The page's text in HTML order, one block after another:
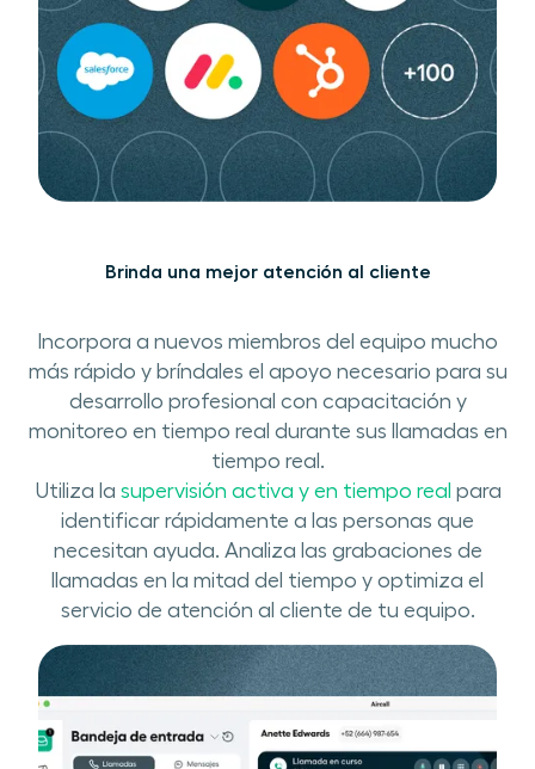
Brinda una mejor ​atención al cliente
Incorpora a nuevos ​miembros del equipo ​mucho
más rápido ​y ​bríndales​ ​el apoyo necesario para su
desarrollo ​profesional ​con capacitación ​y
monitoreo en tiempo real durante sus llamadas ​​en
tiempo real.
Utiliza la supervisión ​activa y en tiempo real para
identificar rápidamente a las personas que
necesitan ayuda​. Analiza las grabaciones de
llamadas en la mitad del tiempo y optimiza el
servicio de atención al cliente de tu equipo.